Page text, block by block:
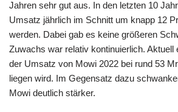
Jahren sehr gut aus. In den letzten 10
Umsatz jährlich im Schnitt um knapp 12
werden. Dabei gab es keine größeren
Zuwachs war relativ kontinuierlich. Aktuell
der Umsatz von Mowi 2022 bei rund 53
liegen wird. Im Gegensatz dazu
Mowi deutlich stärker.